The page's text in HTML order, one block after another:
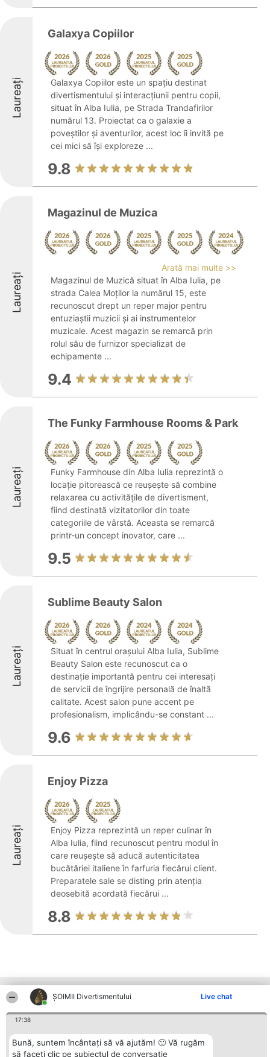
ŞOIMII Divertismentului Live chat
17:38
Bună, suntem încântați să vă ajutăm! 🙂 Vă rugăm
să faceți clic pe subiectul de conversație
Laureați
Galaxya Copiilor
Galaxya Copiilor este un spațiu destinat
divertismentului și interacțiunii pentru copii,
situat în Alba Iulia, pe Strada Trandafirilor
numărul 13. Proiectat ca o galaxie a
poveștilor și aventurilor, acest loc îi invită pe
cei mici să își exploreze ...
9.8
Laureați
Magazinul de Muzica
Arată mai multe >>
Magazinul de Muzică situat în Alba Iulia, pe
strada Calea Moților la numărul 15, este
recunoscut drept un reper major pentru
entuziaștii muzicii și ai instrumentelor
muzicale. Acest magazin se remarcă prin
rolul său de furnizor specializat de
echipamente ...
9.4
Laureați
The Funky Farmhouse Rooms & Park
Funky Farmhouse din Alba Iulia reprezintă o
locație pitorească ce reușește să combine
relaxarea cu activitățile de divertisment,
fiind destinată vizitatorilor din toate
categoriile de vârstă. Aceasta se remarcă
printr-un concept inovator, care ...
9.5
Laureați
Sublime Beauty Salon
Situat în centrul orașului Alba Iulia, Sublime
Beauty Salon este recunoscut ca o
destinație importantă pentru cei interesați
de servicii de îngrijire personală de înaltă
calitate. Acest salon pune accent pe
profesionalism, implicându-se constant ...
9.6
Laureați
Enjoy Pizza
Enjoy Pizza reprezintă un reper culinar în
Alba Iulia, fiind recunoscut pentru modul în
care reușește să aducă autenticitatea
bucătăriei italiene în farfuria fiecărui client.
Preparatele sale se disting prin atenția
deosebită acordată fiecărui ...
8.8
Alte firme din zonă
Organizator Ranking
BRIGHT SOLUTIONS BR SRL
Plebiscyt
Câștigătorii
Contact
Contact